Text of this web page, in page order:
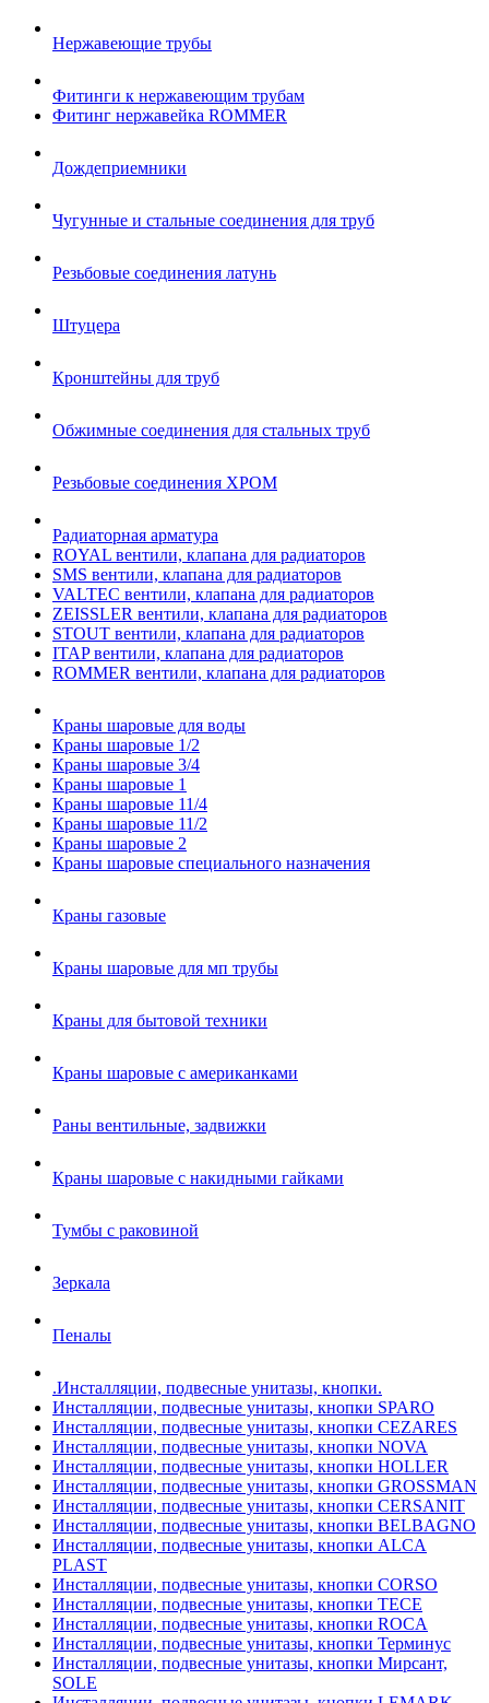
Нержавеющие трубы
Фитинги к нержавеющим трубам
Фитинг нержавейка ROMMER
Дождеприемники
Чугунные и стальные соединения для труб
Резьбовые соединения латунь
Штуцера
Кронштейны для труб
Обжимные соединения для стальных труб
Резьбовые соединения ХРОМ
Радиаторная арматура
ROYAL вентили, клапана для радиаторов
SMS вентили, клапана для радиаторов
VALTEC вентили, клапана для радиаторов
ZEISSLER вентили, клапана для радиаторов
STOUT вентили, клапана для радиаторов
ITAP вентили, клапана для радиаторов
ROMMER вентили, клапана для радиаторов
Краны шаровые для воды
Краны шаровые 1/2
Краны шаровые 3/4
Краны шаровые 1
Краны шаровые 11/4
Краны шаровые 11/2
Краны шаровые 2
Краны шаровые специального назначения
Краны газовые
Краны шаровые для мп трубы
Краны для бытовой техники
Краны шаровые с американками
Раны вентильные, задвижки
Краны шаровые с накидными гайками
Тумбы с раковиной
Зеркала
Пеналы
.Инсталляции, подвесные унитазы, кнопки.
Инсталляции, подвесные унитазы, кнопки SPARO
Инсталляции, подвесные унитазы, кнопки CEZARES
Инсталляции, подвесные унитазы, кнопки NOVA
Инсталляции, подвесные унитазы, кнопки HOLLER
Инсталляции, подвесные унитазы, кнопки GROSSMAN
Инсталляции, подвесные унитазы, кнопки CERSANIT
Инсталляции, подвесные унитазы, кнопки BELBAGNO
Инсталляции, подвесные унитазы, кнопки ALCA
PLAST
Инсталляции, подвесные унитазы, кнопки CORSO
Инсталляции, подвесные унитазы, кнопки TECE
Инсталляции, подвесные унитазы, кнопки ROCA
Инсталляции, подвесные унитазы, кнопки Терминус
Инсталляции, подвесные унитазы, кнопки Мирсант,
SOLE